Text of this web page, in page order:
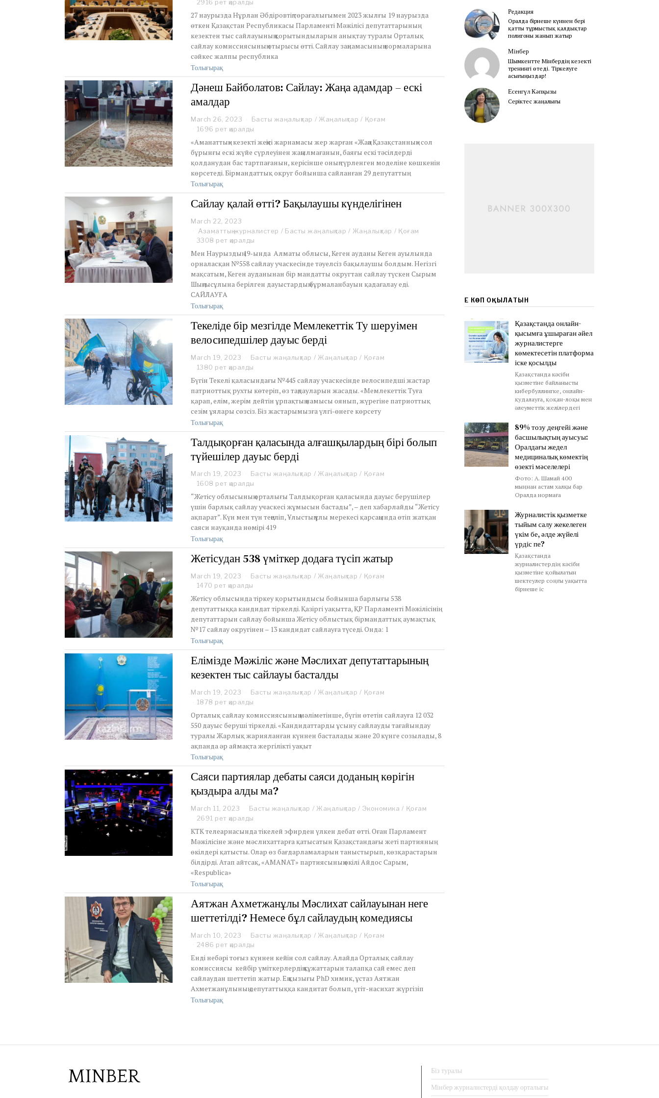
c
h
2
8
,
3
2916 рет қаралды
27 наурызда Нұрлан Әбдіровтің төрағалығымен 2023 жылғы 19 наурызда
өткен Қазақстан Республикасы Парламенті Мәжілісі депутаттарының
кезектен тыс сайлауының қорытындыларын анықтау туралы Орталық
сайлау комиссиясының отырысы өтті. Сайлау заңнамасының нормаларына
сәйкес жалпы республика
Толығырақ
Дәнеш Байболатов: Сайлау: Жаңа адамдар – ескі
амалдар
March 26, 2023
a
c
h
2
8
2
Басты жаңалықтар / Жаңалықтар / Қоғам
1696 рет қаралды
«Аманаттың» кезекті жеңісі жарнамасы жер жарған «Жаңа Қазақстанның» сол
бұрынғы ескі жүйе сүрлеуінен жаңылмағанын, баяғы ескі тәсілдерді
қолданудан бас тартпағанын, керісінше оның түрленген моделіне көшкенін
көрсетеді. Бірмандаттық округ бойынша сайланған 29 депутаттың
Толығырақ
Сайлау қалай өтті? Бақылаушы күнделігінен
March 22, 2023
a
r
h
2
6
,
Азаматтық журналистер / Басты жаңалықтар / Жаңалықтар / Қоғам
3308 рет қаралды
Мен Наурыздың 19-ында Алматы облысы, Кеген ауданы Кеген ауылында
орналасқан №558 сайлау учаскесінде тәуелсіз бақылаушы болдым. Негізгі
мақсатым, Кеген ауданынан бір мандатты округтан сайлау түскен Сырым
Шыңғысұлына берілген дауыстардың бұрмаланбауын қадағалау еді.
САЙЛАУҒА
Толығырақ
Текеліде бір мезгілде Мемлекеттік Ту шеруімен
велосипедшілер дауыс берді
March 19, 2023
a
c
h
1
9
2
3
Басты жаңалықтар / Жаңалықтар / Қоғам
1380 рет қаралды
Бүгін Текелі қаласындағы №445 сайлау учаскесінде велосипедші жастар
патриоттық рухты көтеріп, өз таңдауларын жасады. «Мемлекеттік Туға
қарап, елім, жерім дейтін ұрпақтың намысы оянып, жүрегіне патриоттық
сезім ұялары сөзсіз. Біз жастарымызға үлгі-өнеге көрсету
Толығырақ
Талдықорған қаласында алғашқылардың бірі болып
түйешілер дауыс берді
March 19, 2023
a
c
h
1
9
0
2
Басты жаңалықтар / Жаңалықтар / Қоғам
1608 рет қаралды
“Жетісу облысының орталығы Талдықорған қаласында дауыс берушілер
үшін барлық сайлау учаскесі жұмысын бастады”, – деп хабарлайды “Жетісу
ақпарат”. Күн мен түн теңеліп, Ұлыстың ұлы мерекесі қарсаңында өтіп жатқан
саяси науқанда нөмірі 419
Толығырақ
Жетісудан 538 үміткер додаға түсіп жатыр
March 19, 2023
a
c
h
1
9
0
2
3
Басты жаңалықтар / Жаңалықтар / Қоғам
1470 рет қаралды
Жетісу облысында тіркеу қорытындысы бойынша барлығы 538
депутаттыққа кандидат тіркелді. Қазіргі уақытта, ҚР Парламенті Мәжілісінің
депутаттарын сайлау бойынша Жетісу облыстық бірмандаттық аумақтық
№17 сайлау округінен – 13 кандидат сайлауға түседі. Онда: 1
Толығырақ
Елімізде Мәжіліс және Мәслихат депутаттарының
кезектен тыс сайлауы басталды
March 19, 2023
a
c
h
1
9
2
3
Басты жаңалықтар / Жаңалықтар / Қоғам
1878 рет қаралды
Орталық сайлау комиссиясының мәліметінше, бүгін өтетін сайлауға 12 032
550 дауыс беруші тіркелді. «Кандидаттарды ұсыну сайлауды тағайындау
туралы Жарлық жарияланған күннен басталады және 20 күнге созылады, 8
ақпанда әр аймақта жергілікті уақыт
Толығырақ
Саяси партиялар дебаты саяси доданың көрігін
қыздыра алды ма?
March 11, 2023
a
c
h
1
2
3
Басты жаңалықтар / Жаңалықтар / Экономика / Қоғам
2691 рет қаралды
КТК телеарнасында тікелей эфирден үлкен дебат өтті. Оған Парламент
Мәжілісіне және мәслихаттарға қатысатын Қазақстандағы жеті партияның
өкілдері қатысты. Олар өз бағдарламаларын таныстырып, көзқарастарын
білдірді. Атап айтсақ, «AMANAT» партиясының өкілі Айдос Сарым,
«Respublica»
Толығырақ
Аятжан Ахметжанұлы Мәслихат сайлауынан неге
шеттетілді? Немесе бұл сайлаудың комедиясы
March 10, 2023
a
c
h
1
0
Басты жаңалықтар / Жаңалықтар / Қоғам
2486 рет қаралды
Енді небәрі тоғыз күннен кейін сол сайлау. Алайда Орталық сайлау
комиссиясы кейбір үміткерлердің құжаттарын талапқа сай емес деп
сайлаудан шеттетіп жатыр. Ең қызығы PhD химик, ұстаз Аятжан
Ахметжанұлының депутаттыққа кандитат болып, үгіт-насихат жүргізіп
Толығырақ
Редакция
Оралда бірнеше күннен бері
қатты тұрмыстық қалдықтар
полигоны жанып жатыр
Мінбер
Шымкентте Мінбердің кезекті
тренингі өтеді. Тіркелуге
асығыңыздар!
Есенгүл Кәпқызы
Серіктес жаңалығы
ЕҢ КӨП ОҚЫЛАТЫН
Қазақстанда онлайн-
қысымға ұшыраған әйел
журналистерге
көмектесетін платформа
іске қосылды
Қазақстанда кәсіби
қызметіне байланысты
кибербуллингке, онлайн-
қудалауға, қоқан-лоқы мен
әлеуметтік желілердегі
89% тозу деңгейі және
басшылықтың ауысуы:
Оралдағы жедел
медициналық көмектің
өзекті мәселелері
Фото: А. Шамай 400
мыңнан астам халқы бар
Оралда нормаға
Журналистік қызметке
тыйым салу жекелеген
үкім бе, әлде жүйелі
үрдіс пе?
Қазақстанда
журналистердің кәсіби
қызметіне қойылатын
шектеулер соңғы уақытта
бірнеше іс
Біз туралы
Мінбер журналистерді қолдау орталығы